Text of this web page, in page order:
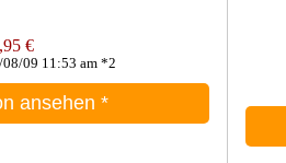
€
09 11:53 am *2
ansehen *